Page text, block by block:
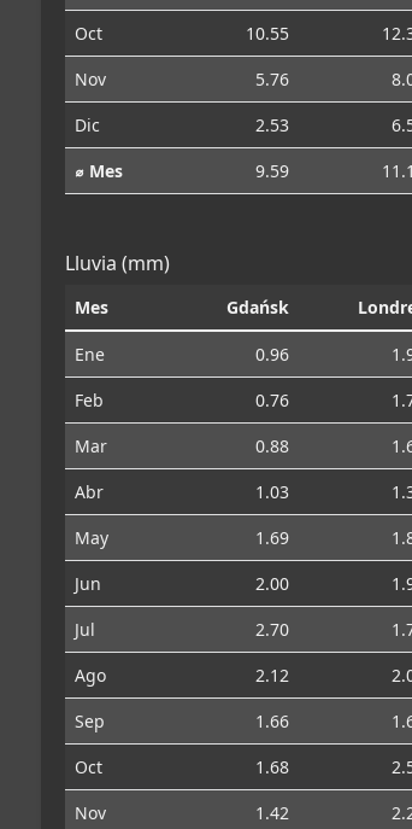
Oct
10.55
Nov
5.76
Dic
2.53
⌀ Mes
9.59
Lluvia (mm)
Mes Gdańsk
Ene 0.96
Feb
0.76
Mar
0.88
Abr
1.03
May
1.69
Jun
2.00
Jul
2.70
Ago
2.12
Sep
1.66
Oct
1.68
Nov
1.42